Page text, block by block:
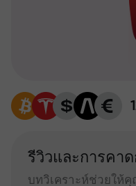
รีวิวและการคา
บทวิเคราะห์ช่วยให้คุ